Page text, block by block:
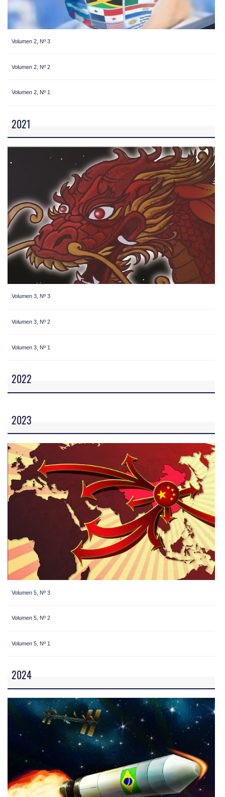
Volumen 2, Nº 3
Volumen 2, Nº 2
Volumen 2, Nº 1
2021
Volumen 3, Nº 3
Volumen 3, Nº 2
Volumen 3, Nº 1
2022
2023
Volumen 5, Nº 3
Volumen 5, Nº 2
Volumen 5, Nº 1
2024